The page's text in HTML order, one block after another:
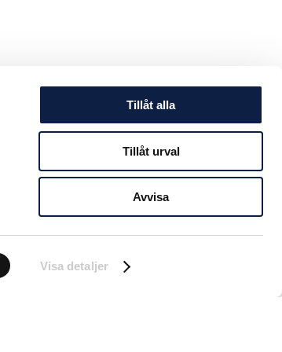
Visa detaljer
Tillåt alla
Tillåt urval
Avvisa